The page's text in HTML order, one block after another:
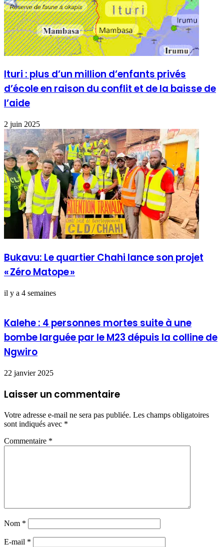
Ituri : plus d’un million d’enfants privés
d’école en raison du conflit et de la baisse de
l’aide
2 juin 2025
Bukavu: Le quartier Chahi lance son projet
« Zéro Matope »
il y a 4 semaines
Kalehe : 4 personnes mortes suite à une
bombe larguée par le M23 dépuis la colline de
Ngwiro
22 janvier 2025
Laisser un commentaire
Votre adresse e-mail ne sera pas publiée. Les champs obligatoires
sont indiqués avec *
Commentaire *
Nom *
E-mail *